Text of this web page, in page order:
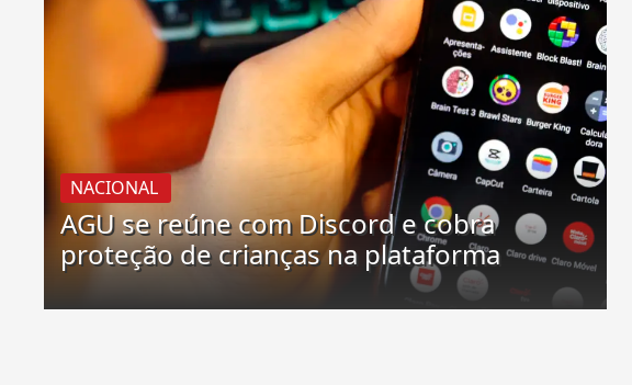
NACIONAL
AGU se reúne com Discord e cobra
proteção de crianças na plataforma